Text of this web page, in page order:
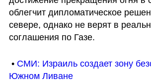
облегчит дипломатическое
севере, однако не верят в
соглашения по Газе.
• СМИ: Израиль создает зону
Южном Ливане